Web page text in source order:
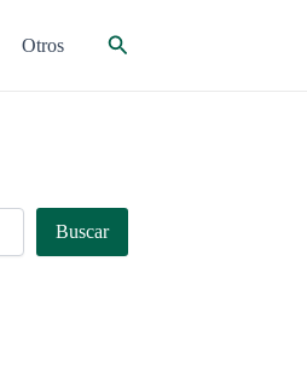
Otros Buscar
Buscar